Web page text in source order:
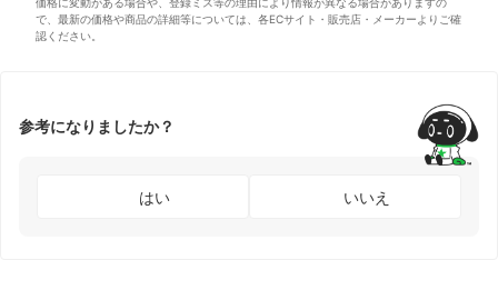
で、最新の価格や商品の詳細等については、各ECサイト・販売店・メーカーよりご確
認ください。
参考になりましたか？
はい いいえ